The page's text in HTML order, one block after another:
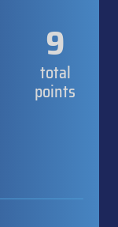
9
total
points